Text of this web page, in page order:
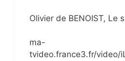
Olivier de BENOIST, Le
ma-
tvideo.france3.fr/video/